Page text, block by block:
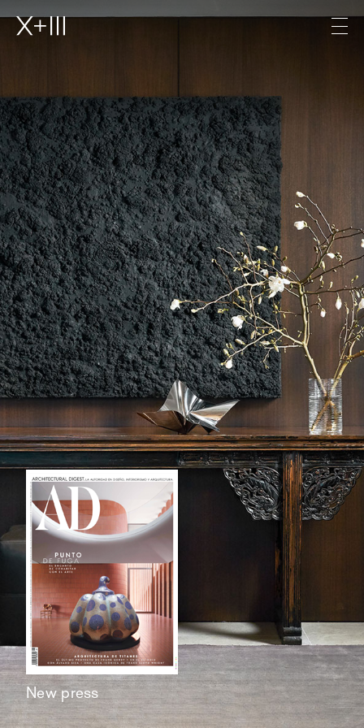
New press